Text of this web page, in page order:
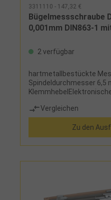
3311110 - 147,32 €
Bügelmessschraube
0,001mm DIN863-1
2 verfügbar
hartmetallbestückte
Spindeldurchmesser 6,5
Etui, ab Messbereich
Vergleichen
Zu den